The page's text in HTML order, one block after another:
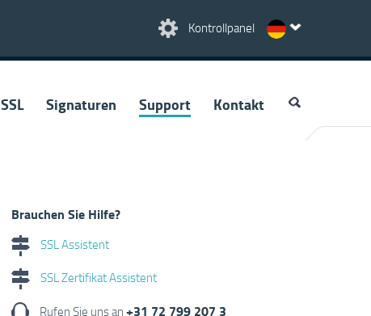
Kontrollpanel
SSL Signaturen Support Kontakt
Brauchen Sie Hilfe?
SSL Assistent
SSL Zertifikat Assistent
Rufen Sie uns an+31 72 799 207 3